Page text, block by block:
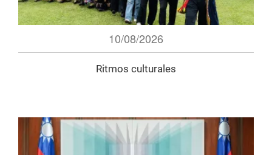
10/08/2026
Ritmos culturales